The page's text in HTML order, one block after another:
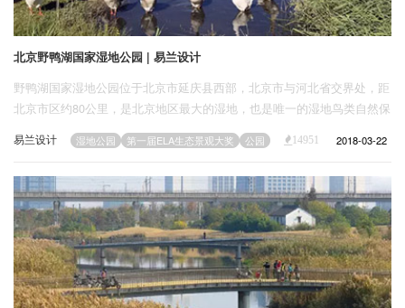
北京野鸭湖国家湿地公园 | 易兰设计
野鸭湖国家湿地公园位于北京市延庆县西部，北京市与河北省交界处，距
北京市区约80公里，是北京地区最大的湿地，也是唯一的湿地鸟类自然保
护区。设计师遵循生态保护为根本的设计原则，通过生态敏感度的分析，
划分不同级别的保护区，利用生态修复的手段，以灌木和草本、水生湿生
易兰设计 湿地公园 第一届ELA生态景观大奖 公园 14951 2018-03-22